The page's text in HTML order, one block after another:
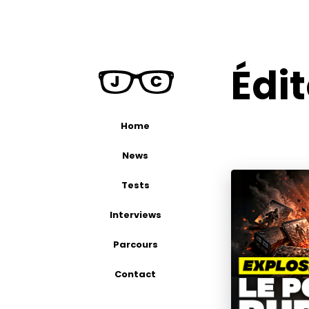
Home
News
Tests
Interviews
Parcours
Contact